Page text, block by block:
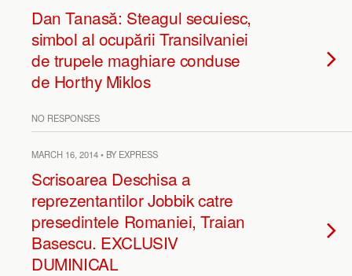
Dan Tanasă: Steagul secuiesc,
simbol al ocupării Transilvaniei
de trupele maghiare conduse
de Horthy Miklos
NO RESPONSES
MARCH 16, 2014 • BY EXPRESS
Scrisoarea Deschisa a
reprezentantilor Jobbik catre
presedintele Romaniei, Traian
Basescu. EXCLUSIV
DUMINICAL